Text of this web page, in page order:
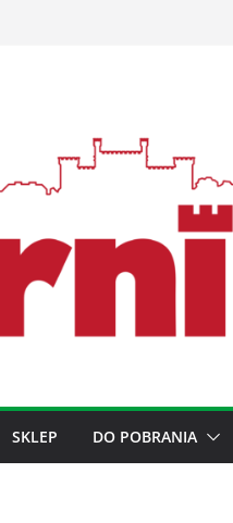
SKLEP DO POBRANIA